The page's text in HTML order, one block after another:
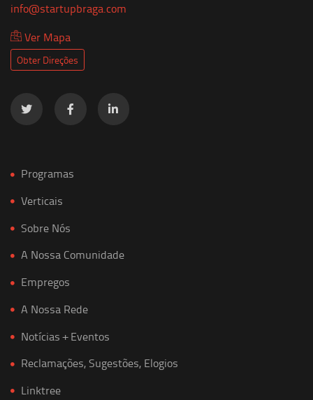
info@startupbraga.com
Ver Mapa
Obter Direções
Programas
Verticais
Sobre Nós
A Nossa Comunidade
Empregos
A Nossa Rede
Notícias + Eventos
Reclamações, Sugestões, Elogios
Linktree